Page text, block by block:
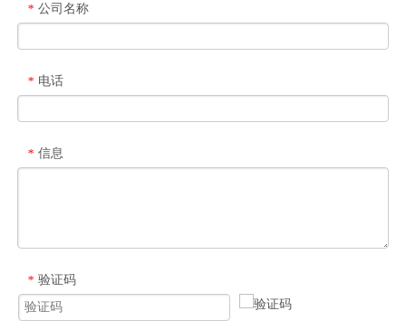
* 公司名称
* 电话
* 信息
* 验证码